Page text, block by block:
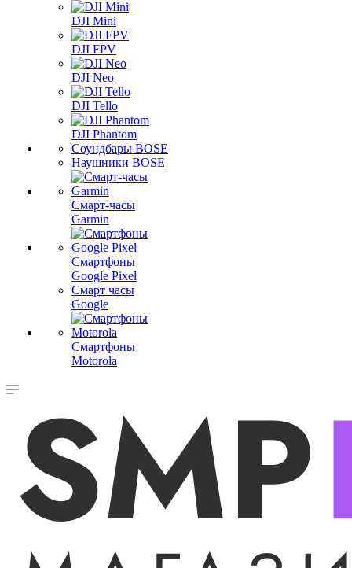
DJI Mini
DJI FPV
DJI Neo
DJI Tello
DJI Phantom
Соундбары BOSE
Наушники BOSE
Смарт-часы
Garmin
Смартфоны
Google Pixel
Смарт часы
Google
Смартфоны
Motorola